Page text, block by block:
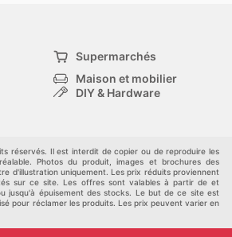
Supermarchés
Maison et mobilier
DIY & Hardware
réservés. Il est interdit de copier ou de reproduire les
Photos du produit, images et brochures des
d'illustration uniquement. Les prix réduits proviennent
sur ce site. Les offres sont valables à partir de et
jusqu'à épuisement des stocks. Le but de ce site est
pour réclamer les produits. Les prix peuvent varier en